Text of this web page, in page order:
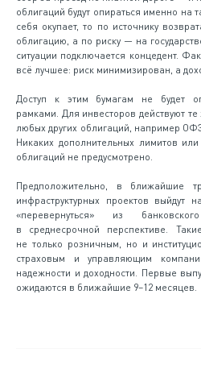
облигаций будут опираться именно на
себя окупает, то по источнику
облигацию, а по риску — на
ситуации подключается концедент.
всё лучшее: риск минимизирован, а
Доступ к этим бумагам не будет
рамками. Для инвесторов действуют
любых других облигаций, например
Никаких дополнительных лимитов
облигаций не предусмотрено.
Предположительно, в ближайшие
инфраструктурных проектов выйдут
«перевернуться» из
в среднесрочной перспективе.
не только розничным, но и
страховым и управляющим
надежности и доходности. Первые
ожидаются в ближайшие 9–12 месяцев.